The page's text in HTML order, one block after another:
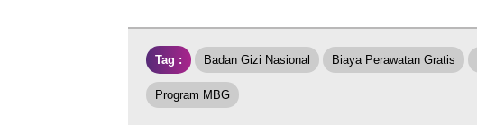
Tag : Badan Gizi Nasional Biaya Perawatan Gratis
Program MBG